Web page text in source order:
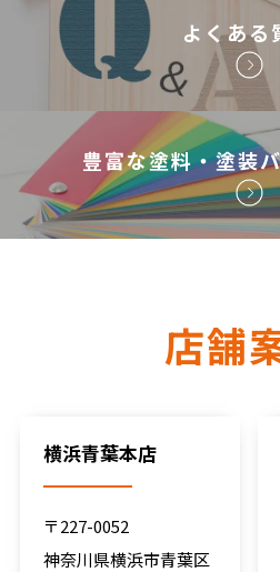
よくある
豊富な塗料・塗装
店舗
横浜青葉本店
〒227-0052
神奈川県横浜市青葉区